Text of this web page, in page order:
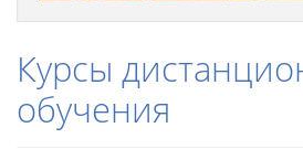
Курсы
обучения